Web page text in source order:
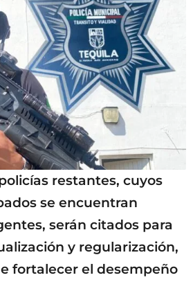
restantes, cuyos
se encuentran
serán citados para
y regularización,
fortalecer el desempeño